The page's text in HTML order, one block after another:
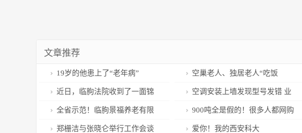
文章推荐
19岁的他患上了“老年病” 空巢老人、独居老人“吃饭
难”，怎么办？
近日，临朐法院收到了一面锦
旗......
空调安装上墙发现型号发错 业
主为此打了一场合同纠纷官司
全省示范！临朐景福养老有限
公司获评全省养老服务标准化示
900吨全是假的！很多人都网购
吃过
郑栅洁与张晓仑举行工作会谈 爱你！我的西安科大